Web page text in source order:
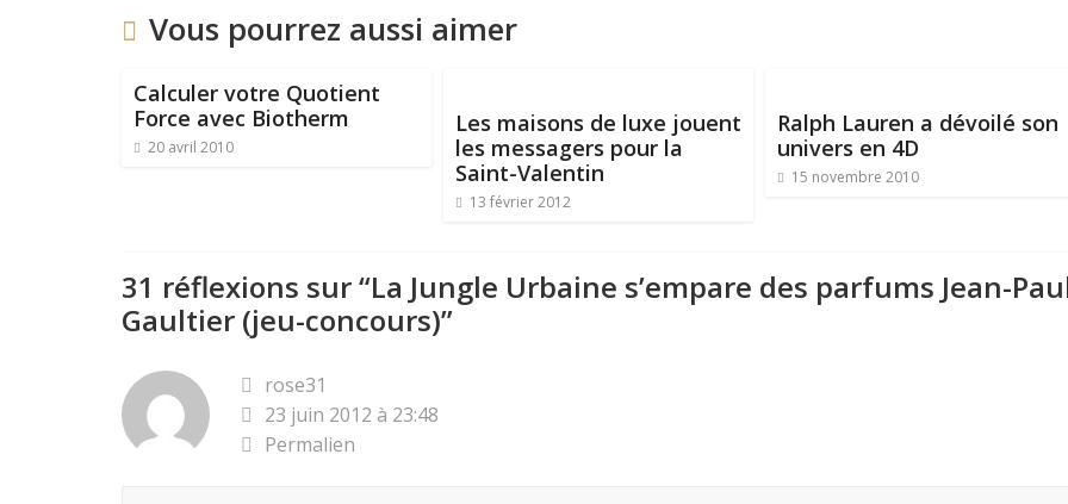
Vous pourrez aussi aimer
Calculer votre Quotient
Force avec Biotherm
20 avril 2010
Les maisons de luxe jouent
les messagers pour la
Saint-Valentin
13 février 2012
Ralph Lauren a dévoilé son
univers en 4D
15 novembre 2010
31 réflexions sur “La Jungle Urbaine s’empare des parfums Jean-
Gaultier (jeu-concours)”
rose31
23 juin 2012 à 23:48
Permalien